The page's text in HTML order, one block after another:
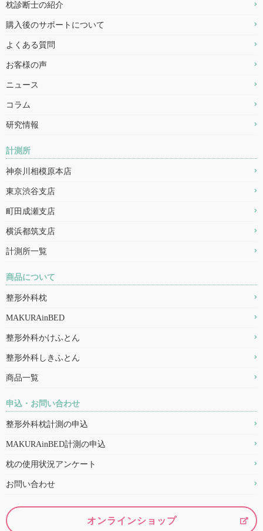
枕診断士の紹介
購入後のサポートについて
よくある質問
お客様の声
ニュース
コラム
研究情報
計測所
神奈川相模原本店
東京渋谷支店
町田成瀬支店
横浜都筑支店
計測所一覧
商品について
整形外科枕
MAKURAinBED
整形外科かけふとん
整形外科しきふとん
商品一覧
申込・お問い合わせ
整形外科枕計測の申込
MAKURAinBED計測の申込
枕の使用状況アンケート
お問い合わせ
オンラインショップ